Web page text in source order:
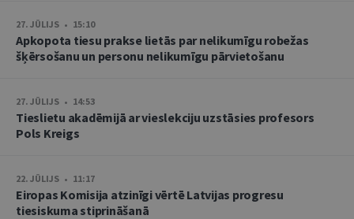
27. JŪLIJS • 15:10
Apkopota tiesu prakse lietās par nelikumīgu robežas
šķērsošanu un personu nelikumīgu pārvietošanu
27. JŪLIJS • 14:53
Tieslietu akadēmijā ar vieslekciju uzstāsies profesors
Pols Kreigs
22. JŪLIJS • 11:17
Eiropas Komisija atzinīgi vērtē Latvijas progresu
tiesiskuma stiprināšanā